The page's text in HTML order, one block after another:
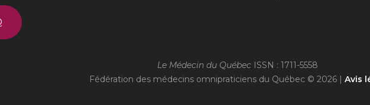
Le Médecin du Québec ISSN : 1711-5558
Fédération des médecins omnipraticiens du Québec © 2026 | Avis